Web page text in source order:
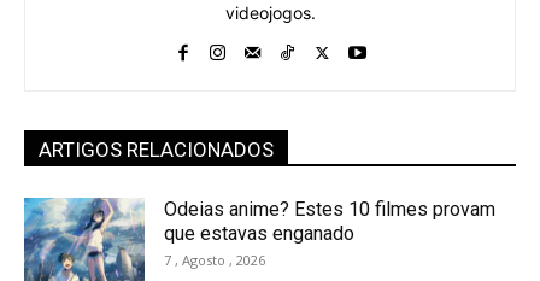
videojogos.
ARTIGOS RELACIONADOS
Odeias anime? Estes 10 filmes provam
que estavas enganado
7 , Agosto , 2026